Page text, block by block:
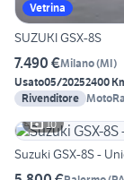
Vetrina
SUZUKI GSX-8S
7.490 €Milano(MI)
Usato05/20252400
Rivenditore
10
Suzuki GSX-8S -